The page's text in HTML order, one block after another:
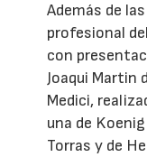
Además de
profesional
con
Joaqui Martin
Medici,
una de
Torras y de